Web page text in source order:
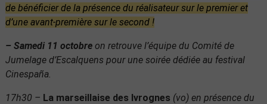
de bénéficier de la présence du réalisateur sur le premier et
d’une avant-première sur le second !
– Samedi 11 octobreon retrouve l’équipe du Comité de
Jumelage d’Escalquens pour une soirée dédiée au festival
Cinespaña.
17h30 – La marseillaise des Ivrognes (vo) en présence du